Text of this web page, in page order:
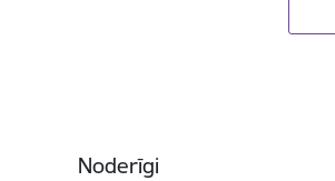
Noderīgi